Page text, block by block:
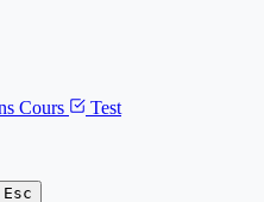
Cours Test
Esc